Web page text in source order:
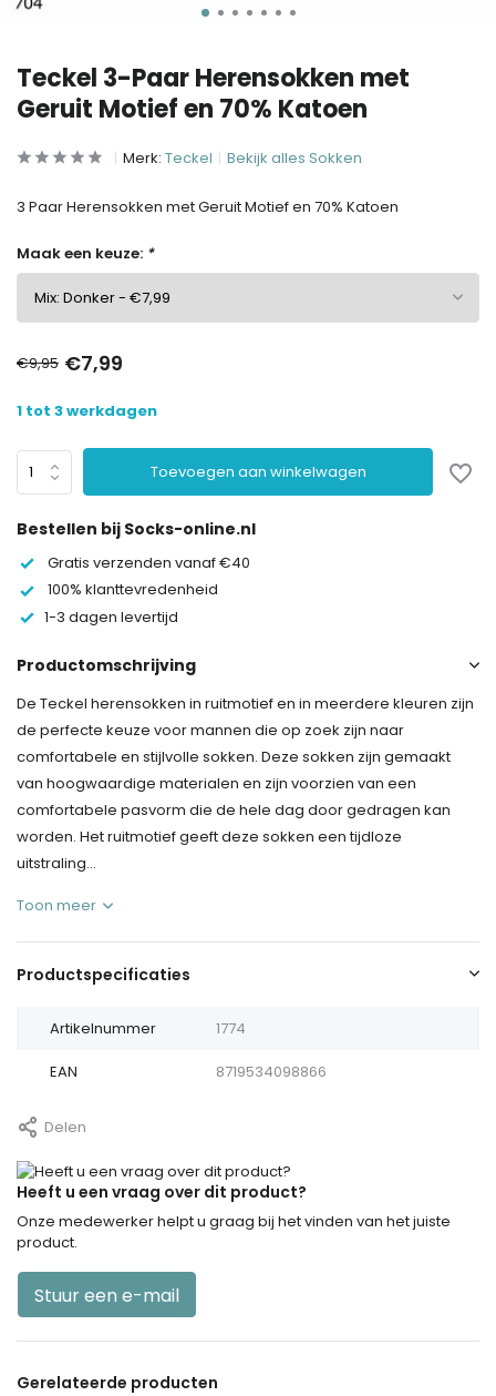
Teckel 3-Paar Herensokken met
Geruit Motief en 70% Katoen
Merk: Teckel Bekijk alles Sokken
3 Paar Herensokken met Geruit Motief en 70% Katoen
Maak een keuze: *
€9,95 €7,99
1 tot 3 werkdagen
Toevoegen aan winkelwagen
Bestellen bij Socks-online.nl
Gratis verzenden vanaf €40
100% klanttevredenheid
1-3 dagen levertijd
Productomschrijving
De Teckel herensokken in ruitmotief en in meerdere kleuren zijn
de perfecte keuze voor mannen die op zoek zijn naar
comfortabele en stijlvolle sokken. Deze sokken zijn gemaakt
van hoogwaardige materialen en zijn voorzien van een
comfortabele pasvorm die de hele dag door gedragen kan
worden. Het ruitmotief geeft deze sokken een tijdloze
uitstraling...
Toon meer
Productspecificaties
Artikelnummer 1774
EAN 8719534098866
Delen
Heeft u een vraag over dit product?
Onze medewerker helpt u graag bij het vinden van het juiste
product.
Stuur een e-mail
Gerelateerde producten